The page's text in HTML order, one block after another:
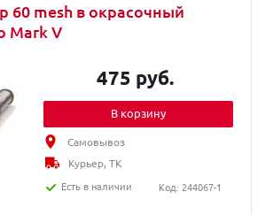
60 mesh в окрасочный
Mark V
475 руб.
В корзину
Самовывоз
Курьер, ТК
Есть в наличии
Код: 244067-1